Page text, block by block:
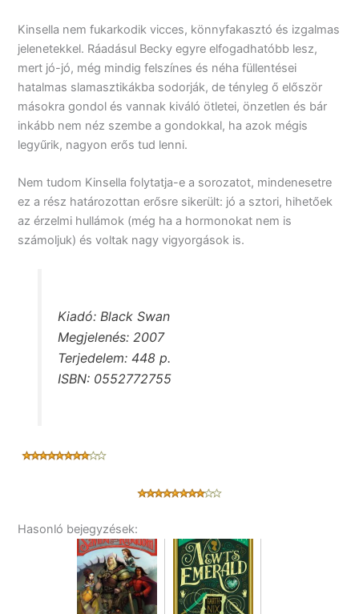
Kinsella nem fukarkodik vicces, könnyfakasztó és izgalmas
jelenetekkel. Ráadásul Becky egyre elfogadhatóbb lesz,
mert jó-jó, még mindig felszínes és néha füllentései
hatalmas slamasztikákba sodorják, de tényleg ő először
másokra gondol és vannak kiváló ötletei, önzetlen és bár
inkább nem néz szembe a gondokkal, ha azok mégis
legyűrik, nagyon erős tud lenni.
Nem tudom Kinsella folytatja-e a sorozatot, mindenesetre
ez a rész határozottan erősre sikerült: jó a sztori, hihetőek
az érzelmi hullámok (még ha a hormonokat nem is
számoljuk) és voltak nagy vigyorgások is.
Kiadó: Black Swan
Megjelenés: 2007
Terjedelem: 448 p.
ISBN: 0552772755
Hasonló bejegyzések: